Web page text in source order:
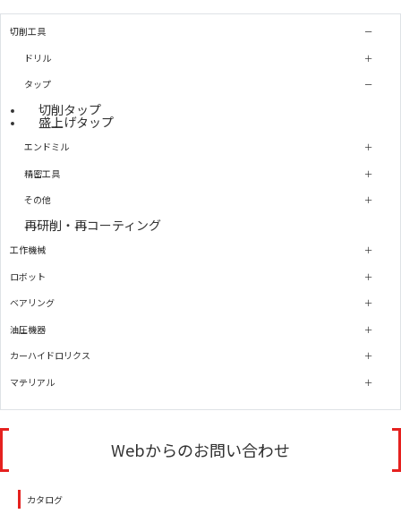
切削工具
ドリル
タップ
切削タップ
盛上げタップ
エンドミル
精密工具
その他
再研削・再コーティング
工作機械
ロボット
ベアリング
油圧機器
カーハイドロリクス
マテリアル
Webからのお問い合わせ
カタログ